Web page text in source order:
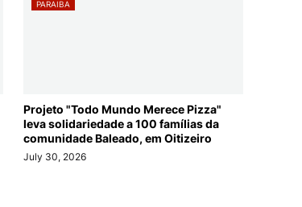
PARAIBA
Projeto "Todo Mundo Merece Pizza"
leva solidariedade a 100 famílias da
comunidade Baleado, em Oitizeiro
July 30, 2026